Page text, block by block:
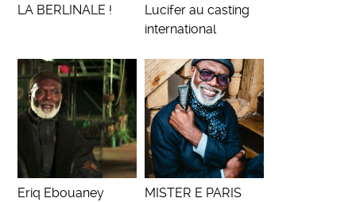
LA BERLINALE !
Lucifer au casting
international
Eriq Ebouaney
MISTER E PARIS